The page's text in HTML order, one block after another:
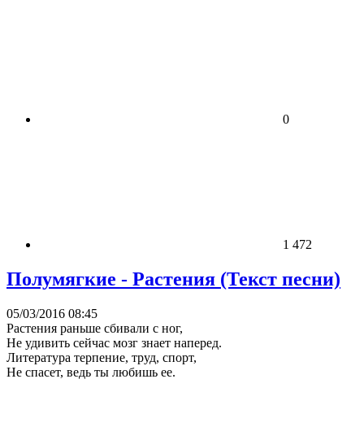
0
1 472
Полумягкие - Растения (Текст песни)
05/03/2016 08:45
Растения раньше сбивали с ног,
Не удивить сейчас мозг знает наперед.
Литература терпение, труд, спорт,
Не спасет, ведь ты любишь ее.